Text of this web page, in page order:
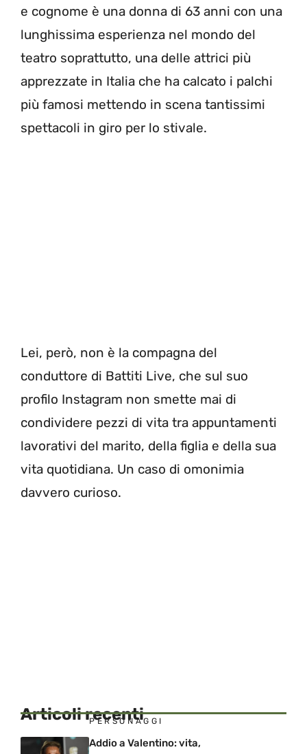
e cognome è una donna di 63 anni con una
lunghissima esperienza nel mondo del
teatro soprattutto, una delle attrici più
apprezzate in Italia che ha calcato i palchi
più famosi mettendo in scena tantissimi
spettacoli in giro per lo stivale.
Lei, però, non è la compagna del
conduttore di Battiti Live, che sul suo
profilo Instagram non smette mai di
condividere pezzi di vita tra appuntamenti
lavorativi del marito, della figlia e della sua
vita quotidiana. Un caso di omonimia
davvero curioso.
Articoli recenti
PERSONAGGI
Addio a Valentino: vita,